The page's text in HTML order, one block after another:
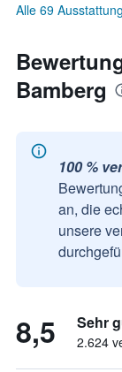
Alle 69
Bamberg
100 %
an, die
unsere
8,5 Sehr
2.624